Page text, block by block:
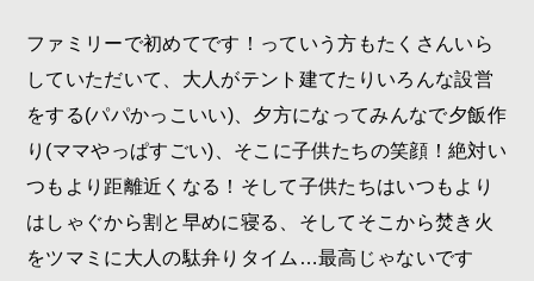
ファミリーで初めてです！っていう方もたくさんいら
していただいて、大人がテント建てたりいろんな設営
をする(パパかっこいい) 、夕方になってみんなで夕飯作
り (ママやっぱすごい) 、そこに子供たちの笑顔！絶対い
つもより距離近くなる！そして子供たちはいつもより
はしゃぐから割と早めに寝る、そしてそこから焚き火
をツマミに大人の駄弁りタイム…最高じゃないです